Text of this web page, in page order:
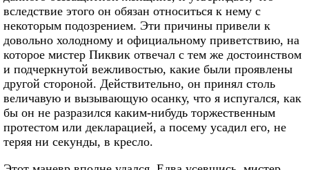
вследствие этого он обязан относиться к нему с
некоторым подозрением. Эти причины привели к
довольно холодному и официальному приветствию, на
которое мистер Пиквик отвечал с тем же достоинством
и подчеркнутой вежливостью, какие были проявлены
другой стороной. Действительно, он принял столь
величавую и вызывающую осанку, что я испугался, как
бы он не разразился каким-нибудь торжественным
протестом или декларацией, а посему усадил его, не
теряя ни секунды, в кресло.